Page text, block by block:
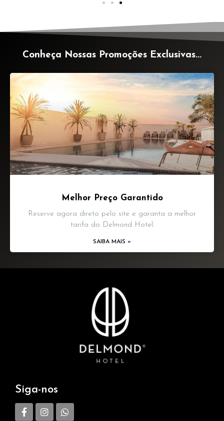
Conheça Nossas Promoções Exclusivas...
Melhor Preço Garantido
Reserve agora direto pelo site e garanta a melhor
tarifa do Delmond Hotel.
SAIBA MAIS »
Siga-nos